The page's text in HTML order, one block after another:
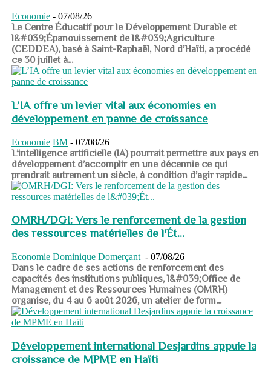
Economie - 07/08/26
​​​​​​​Le Centre Éducatif pour le Développement Durable et
l&#039;Épanouissement de l&#039;Agriculture
(CEDDEA), basé à Saint-Raphaël, Nord d’Haïti, a procédé
ce 30 juillet à...
L’IA offre un levier vital aux économies en
développement en panne de croissance
Economie BM - 07/08/26
​​​​​​​L’intelligence artificielle (IA) pourrait permettre aux pays en
développement d’accomplir en une décennie ce qui
prendrait autrement un siècle, à condition d’agir rapide...
OMRH/DGI: Vers le renforcement de la gestion
des ressources matérielles de l'Ét...
Economie Dominique Domerçant - 07/08/26
Dans le cadre de ses actions de renforcement des
capacités des institutions publiques, l&#039;Office de
Management et des Ressources Humaines (OMRH)
organise, du 4 au 6 août 2026, un atelier de form...
Développement international Desjardins appuie la
croissance de MPME en Haïti